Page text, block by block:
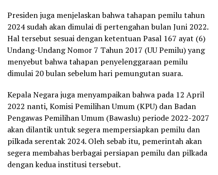
Presiden juga menjelaskan bahwa tahapan pemilu tahun
2024 sudah akan dimulai di pertengahan bulan Juni 2022.
Hal tersebut sesuai dengan ketentuan Pasal 167 ayat (6)
Undang-Undang Nomor 7 Tahun 2017 (UU Pemilu) yang
menyebut bahwa tahapan penyelenggaraan pemilu
dimulai 20 bulan sebelum hari pemungutan suara.
Kepala Negara juga menyampaikan bahwa pada 12 April
2022 nanti, Komisi Pemilihan Umum (KPU) dan Badan
Pengawas Pemilihan Umum (Bawaslu) periode 2022-2027
akan dilantik untuk segera mempersiapkan pemilu dan
pilkada serentak 2024. Oleh sebab itu, pemerintah akan
segera membahas berbagai persiapan pemilu dan pilkada
dengan kedua institusi tersebut.